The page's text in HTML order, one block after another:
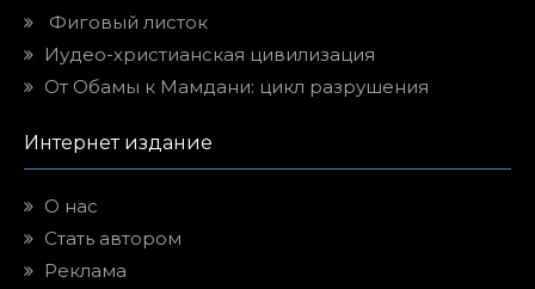
Фиговый листок
Иудео-христианская цивилизация
От Обамы к Мамдани: цикл разрушения
Интернет издание
О нас
Стать автором
Реклама